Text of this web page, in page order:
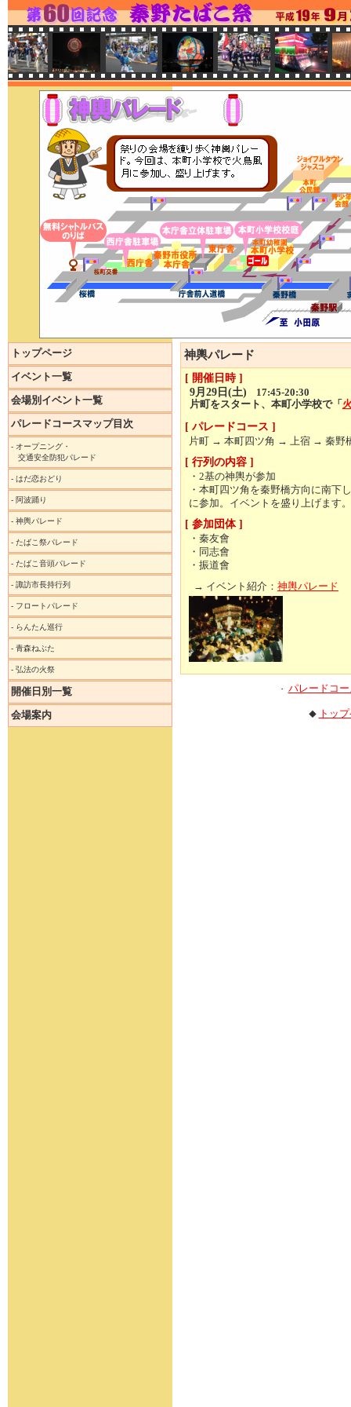
トップページ
イベント一覧
会場別イベント一覧
パレードコースマップ目次
- オープニング・
交通安全防犯パレード
- はだ恋おどり
- 阿波踊り
- 神輿パレード
- たばこ祭パレード
- たばこ音頭パレード
- 諏訪市長持行列
- フロートパレード
- らんたん巡行
- 青森ねぶた
- 弘法の火祭
開催日別一覧
会場案内
神輿パレード
[ 開催日時 ]
9月29日(土)
17:45-20:30
片町をスタート、本町小学校で「
[ パレードコース ]
片町 → 本町四ツ角 → 上宿 → 秦野
[ 行列の内容 ]
・2基の神輿が参加
・本町四ツ角を秦野橋方向に南下
に参加。イベントを盛り上げます。
[ 参加団体 ]
・秦友會
・同志會
・振道會
→ イベント紹介： 神輿パレード
・ パレードコ
◆ トッ